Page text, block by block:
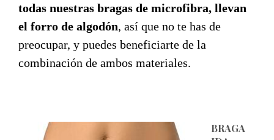
todas nuestras bragas de microfibra, llevan
el forro de algodón, así que no te has de
preocupar, y puedes beneficiarte de la
combinación de ambos materiales.
BRAGA